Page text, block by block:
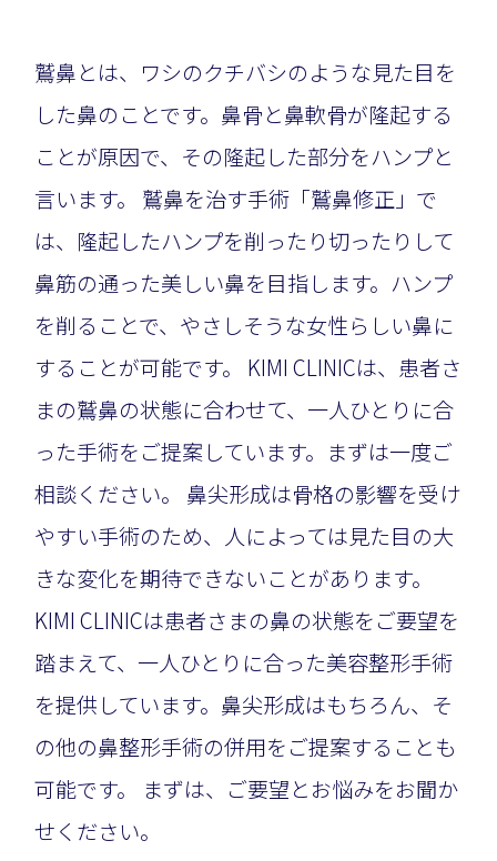
鷲鼻とは、ワシのクチバシのような見た目を
した鼻のことです。鼻骨と鼻軟骨が隆起する
ことが原因で、その隆起した部分をハンプと
言います。 鷲鼻を治す手術「鷲鼻修正」で
は、隆起したハンプを削ったり切ったりして
鼻筋の通った美しい鼻を目指します。ハンプ
を削ることで、やさしそうな女性らしい鼻に
することが可能です。 KIMI CLINICは、患者さ
まの鷲鼻の状態に合わせて、一人ひとりに合
った手術をご提案しています。まずは一度ご
相談ください。 鼻尖形成は骨格の影響を受け
やすい手術のため、人によっては見た目の大
きな変化を期待できないことがあります。
KIMI CLINICは患者さまの鼻の状態をご要望を
踏まえて、一人ひとりに合った美容整形手術
を提供しています。鼻尖形成はもちろん、そ
の他の鼻整形手術の併用をご提案することも
可能です。 まずは、ご要望とお悩みをお聞か
せください。